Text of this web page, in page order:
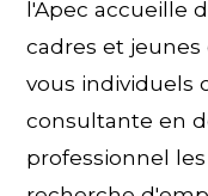
l'Apec accueille
cadres et
vous individuels
consultante en
professionnel